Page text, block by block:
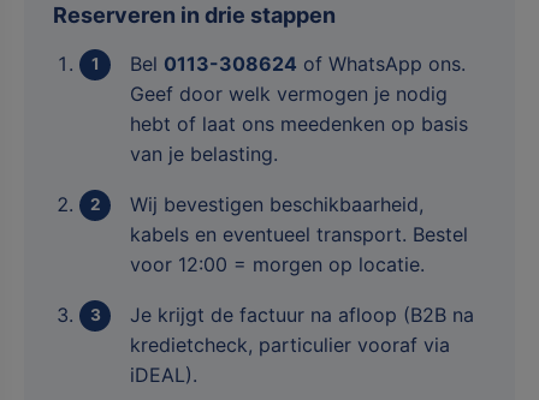
Reserveren in drie stappen
Bel 0113-308624 of WhatsApp ons.
Geef door welk vermogen je nodig
hebt of laat ons meedenken op basis
van je belasting.
Wij bevestigen beschikbaarheid,
kabels en eventueel transport. Bestel
voor 12:00 = morgen op locatie.
Je krijgt de factuur na afloop (B2B na
kredietcheck, particulier vooraf via
iDEAL).